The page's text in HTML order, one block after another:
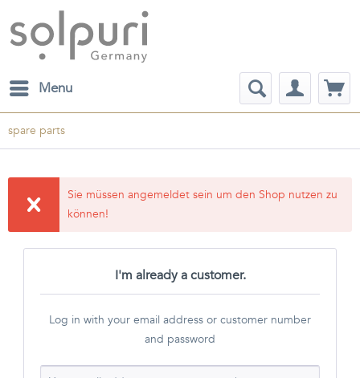
Menu
spare parts
Sie müssen angemeldet sein um den Shop nutzen zu
können!
I'm already a customer.
Log in with your email address or customer number
and password